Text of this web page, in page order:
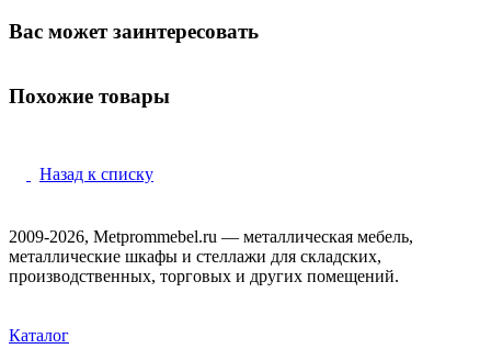
Вас может заинтересовать
Похожие товары
Назад к списку
2009-2026, Metprommebel.ru — металлическая мебель,
металлические шкафы и стеллажи для складских,
производственных, торговых и других помещений.
Каталог